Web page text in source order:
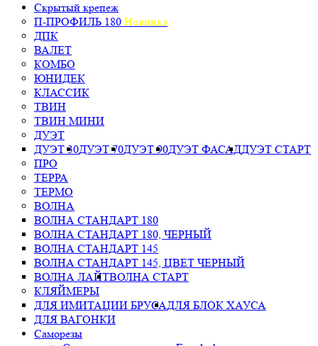
Скрытый крепеж
П-ПРОФИЛЬ 180 Новинка
ДПК
ВАЛЕТ
КОМБО
ЮНИДЕК
КЛАССИК
ТВИН
ТВИН МИНИ
ДУЭТ
ДУЭТ 30ДУЭТ 70ДУЭТ 90ДУЭТ ФАСАДДУЭТ СТАРТ
ПРО
ТЕРРА
ТЕРМО
ВОЛНА
ВОЛНА СТАНДАРТ 180
ВОЛНА СТАНДАРТ 180, ЧЕРНЫЙ
ВОЛНА СТАНДАРТ 145
ВОЛНА СТАНДАРТ 145, ЦВЕТ ЧЕРНЫЙ
ВОЛНА ЛАЙТВОЛНА СТАРТ
КЛЯЙМЕРЫ
ДЛЯ ИМИТАЦИИ БРУСАДЛЯ БЛОК ХАУСА
ДЛЯ ВАГОНКИ
Саморезы